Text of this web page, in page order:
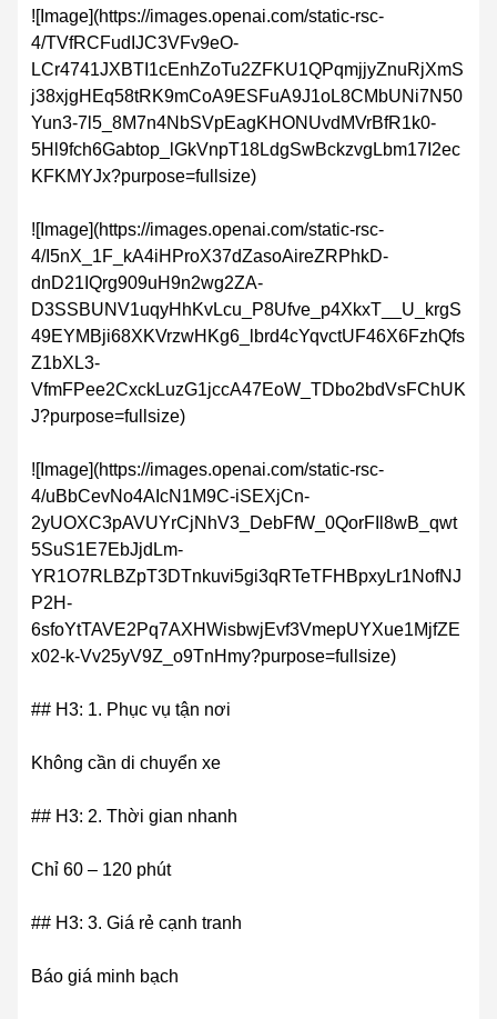
![Image](https://images.openai.com/static-rsc-
4/TVfRCFudIJC3VFv9eO-
LCr4741JXBTI1cEnhZoTu2ZFKU1QPqmjjyZnuRjXmS
j38xjgHEq58tRK9mCoA9ESFuA9J1oL8CMbUNi7N50
Yun3-7l5_8M7n4NbSVpEagKHONUvdMVrBfR1k0-
5Hl9fch6Gabtop_lGkVnpT18LdgSwBckzvgLbm17I2ec
KFKMYJx?purpose=fullsize)
![Image](https://images.openai.com/static-rsc-
4/I5nX_1F_kA4iHProX37dZasoAireZRPhkD-
dnD21IQrg909uH9n2wg2ZA-
D3SSBUNV1uqyHhKvLcu_P8Ufve_p4XkxT__U_krgS
49EYMBji68XKVrzwHKg6_lbrd4cYqvctUF46X6FzhQfs
Z1bXL3-
VfmFPee2CxckLuzG1jccA47EoW_TDbo2bdVsFChUK
J?purpose=fullsize)
![Image](https://images.openai.com/static-rsc-
4/uBbCevNo4AIcN1M9C-iSEXjCn-
2yUOXC3pAVUYrCjNhV3_DebFfW_0QorFIl8wB_qwt
5SuS1E7EbJjdLm-
YR1O7RLBZpT3DTnkuvi5gi3qRTeTFHBpxyLr1NofNJ
P2H-
6sfoYtTAVE2Pq7AXHWisbwjEvf3VmepUYXue1MjfZE
x02-k-Vv25yV9Z_o9TnHmy?purpose=fullsize)
## H3: 1. Phục vụ tận nơi
Không cần di chuyển xe
## H3: 2. Thời gian nhanh
Chỉ 60 – 120 phút
## H3: 3. Giá rẻ cạnh tranh
Báo giá minh bạch